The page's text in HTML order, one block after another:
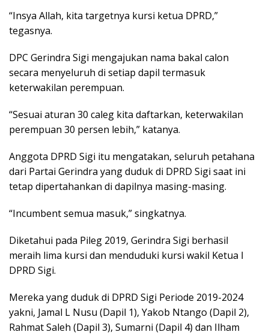
“Insya Allah, kita targetnya kursi ketua DPRD,”
tegasnya.
DPC Gerindra Sigi mengajukan nama bakal calon
secara menyeluruh di setiap dapil termasuk
keterwakilan perempuan.
“Sesuai aturan 30 caleg kita daftarkan, keterwakilan
perempuan 30 persen lebih,” katanya.
Anggota DPRD Sigi itu mengatakan, seluruh petahana
dari Partai Gerindra yang duduk di DPRD Sigi saat ini
tetap dipertahankan di dapilnya masing-masing.
“Incumbent semua masuk,” singkatnya.
Diketahui pada Pileg 2019, Gerindra Sigi berhasil
meraih lima kursi dan menduduki kursi wakil Ketua I
DPRD Sigi.
Mereka yang duduk di DPRD Sigi Periode 2019-2024
yakni, Jamal L Nusu (Dapil 1), Yakob Ntango (Dapil 2),
Rahmat Saleh (Dapil 3), Sumarni (Dapil 4) dan Ilham